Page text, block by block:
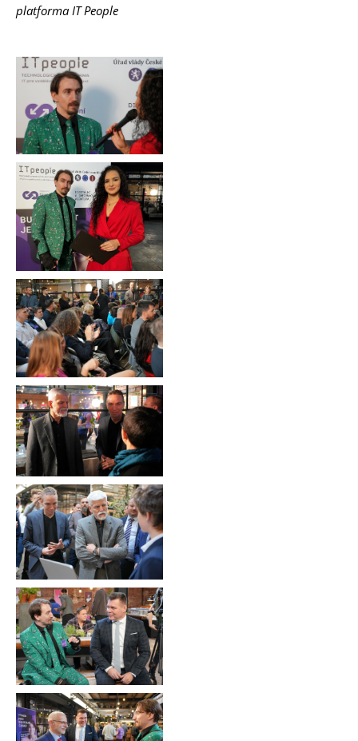
platforma IT People